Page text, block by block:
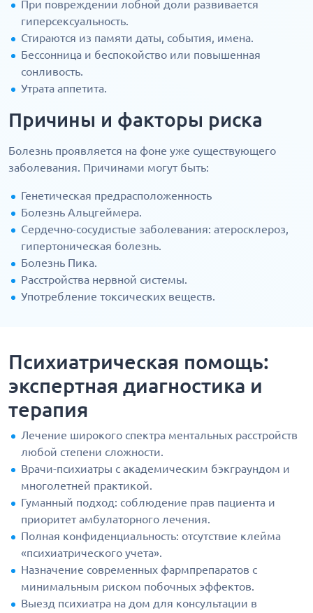
При повреждении лобной доли развивается
гиперсексуальность.
Стираются из памяти даты, события, имена.
Бессонница и беспокойство или повышенная
сонливость.
Утрата аппетита.
Причины и факторы риска
Болезнь проявляется на фоне уже существующего
заболевания. Причинами могут быть:
Генетическая предрасположенность
Болезнь Альцгеймера.
Сердечно-сосудистые заболевания: атеросклероз,
гипертоническая болезнь.
Болезнь Пика.
Расстройства нервной системы.
Употребление токсических веществ.
Психиатрическая помощь:
экспертная диагностика и
терапия
Лечение широкого спектра ментальных расстройств
любой степени сложности.
Врачи-психиатры с академическим бэкграундом и
многолетней практикой.
Гуманный подход: соблюдение прав пациента и
приоритет амбулаторного лечения.
Полная конфиденциальность: отсутствие клейма
«психиатрического учета».
Назначение современных фармпрепаратов с
минимальным риском побочных эффектов.
Выезд психиатра на дом для консультации в